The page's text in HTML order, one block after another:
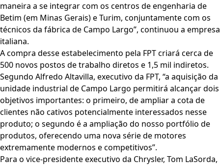
maneira a se integrar com os centros de engenharia de
Betim (em Minas Gerais) e Turim, conjuntamente com os
técnicos da fábrica de Campo Largo”, continuou a empresa
italiana.
A compra desse estabelecimento pela FPT criará cerca de
500 novos postos de trabalho diretos e 1,5 mil indiretos.
Segundo Alfredo Altavilla, executivo da FPT, “a aquisição da
unidade industrial de Campo Largo permitirá alcançar dois
objetivos importantes: o primeiro, de ampliar a cota de
clientes não cativos potencialmente interessados nesse
produto; o segundo é a ampliação do nosso portfólio de
produtos, oferecendo uma nova série de motores
extremamente modernos e competitivos”.
Para o vice-presidente executivo da Chrysler, Tom LaSorda,